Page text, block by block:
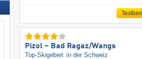
Pizol – Bad Ragaz/​Wangs
Top-Skigebiet in der Schweiz